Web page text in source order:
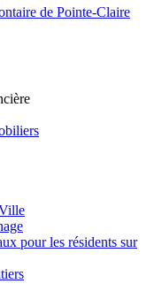
de Pointe-Claire
pour les résidents sur